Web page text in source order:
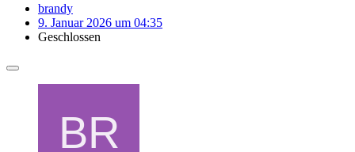
brandy
9. Januar 2026 um 04:35
Geschlossen